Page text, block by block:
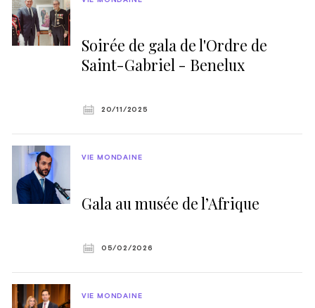
Soirée de gala de l'Ordre de
Saint-Gabriel - Benelux
20/11/2025
Gala au musée de l’Afrique
VIE MONDAINE
05/02/2026
VIE MONDAINE